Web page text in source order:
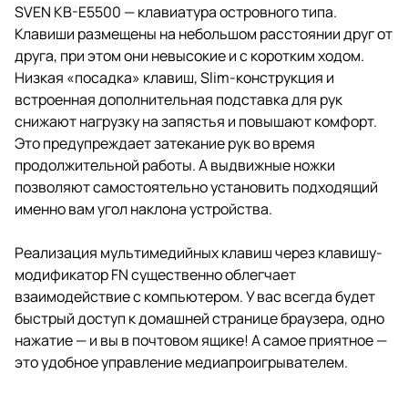
SVEN KB-E5500 — клавиатура островного типа.
Клавиши размещены на небольшом расстоянии друг от
друга, при этом они невысокие и с коротким ходом.
Низкая «посадка» клавиш, Slim-конструкция и
встроенная дополнительная подставка для рук
снижают нагрузку на запястья и повышают комфорт.
Это предупреждает затекание рук во время
продолжительной работы. А выдвижные ножки
позволяют самостоятельно установить подходящий
именно вам угол наклона устройства.
Реализация мультимедийных клавиш через клавишу-
модификатор FN существенно облегчает
взаимодействие с компьютером. У вас всегда будет
быстрый доступ к домашней странице браузера, одно
нажатие — и вы в почтовом ящике! А самое приятное —
это удобное управление медиапроигрывателем.